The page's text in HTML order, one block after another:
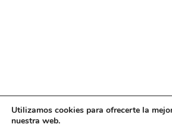
Utilizamos cookies para ofrecerte la
nuestra web.